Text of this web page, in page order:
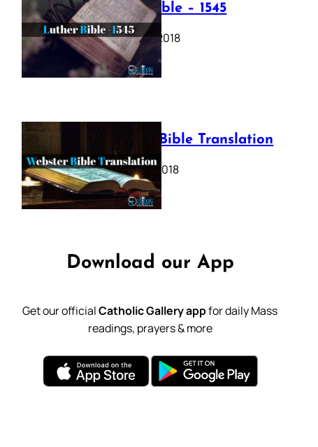
Luther Bible – 1545
October 17, 2018
Webster Bible Translation
October 11, 2018
Download our App
Get our officialCatholic Gallery appfor daily Mass
readings, prayers & more